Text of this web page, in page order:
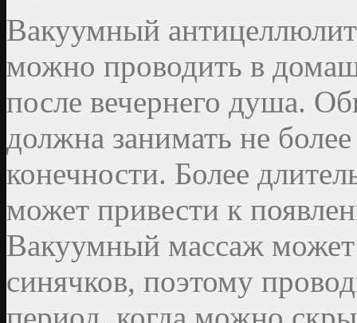
Вакуумный
можно проводить в
после вечернего душа.
должна занимать не
конечности. Более
может привести к
Вакуумный массаж
синячков, поэтому